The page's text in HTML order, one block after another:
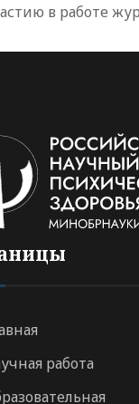
в работе
работа